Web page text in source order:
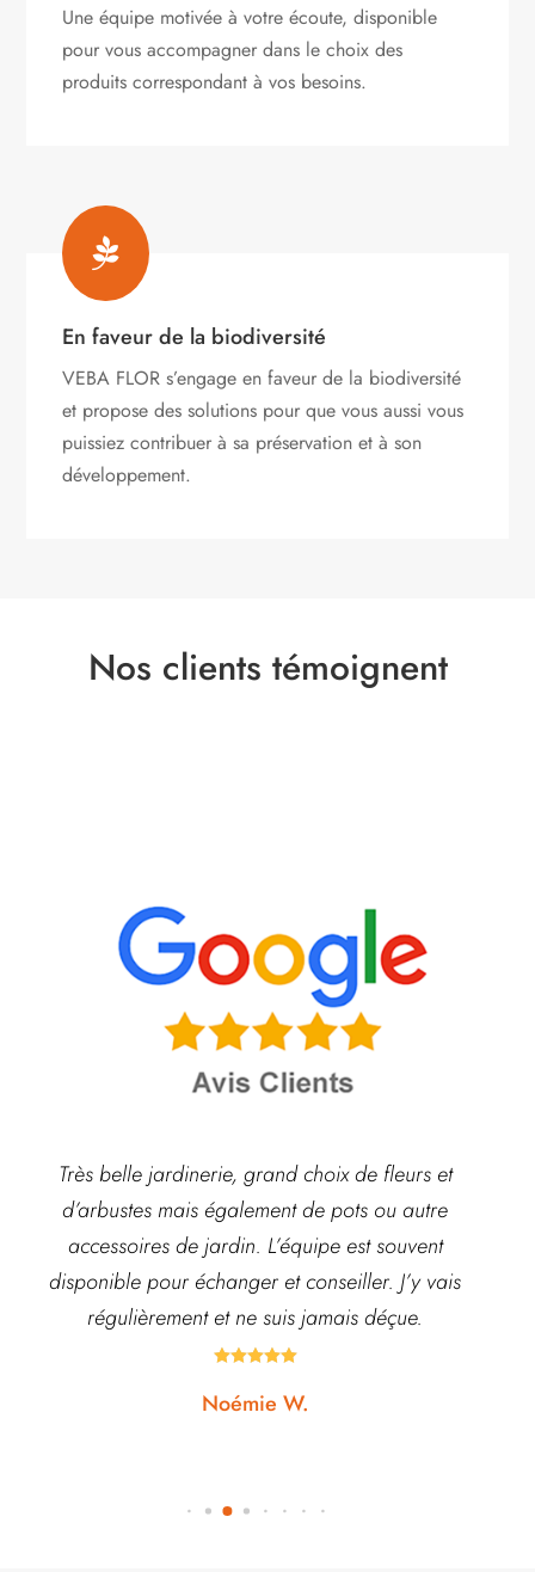
Une équipe motivée à votre écoute, disponible
pour vous accompagner dans le choix des
produits correspondant à vos besoins.

En faveur de la biodiversité
VEBA FLOR s’engageen faveur de la biodiversité
et propose des solutions pour que vous aussi vous
puissiez contribuer à sa préservation et à son
développement.
Nos clients témoignent
Très belle jardinerie, grand choix de fleurs et
d’arbustes mais également de pots ou autre
accessoires de jardin. L’équipe est souvent
disponible pour échanger et conseiller. J’y vais
régulièrement et ne suis jamais déçue.

Noémie W.